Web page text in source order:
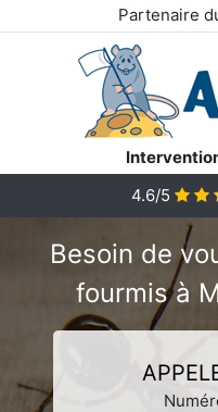
Partenaire
4.6/5
Besoin de
fourmis à